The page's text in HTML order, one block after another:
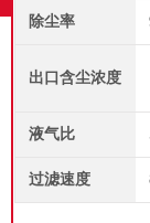
除尘率
出口含尘浓度
液气比
过滤速度